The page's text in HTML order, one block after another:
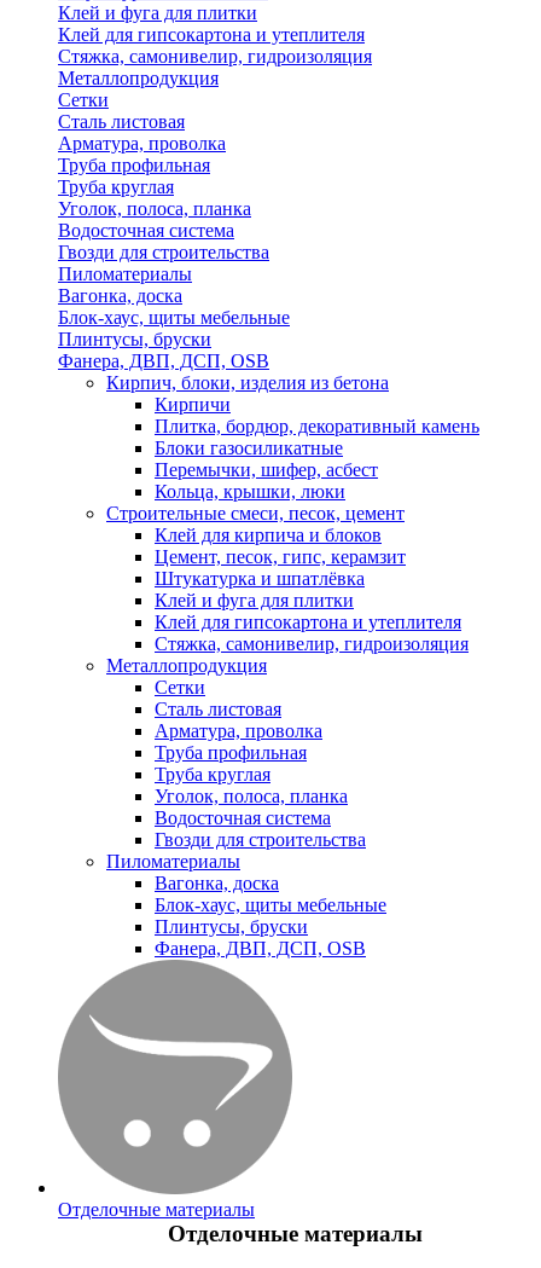
Клей и фуга для плитки
Клей для гипсокартона и утеплителя
Стяжка, самонивелир, гидроизоляция
Металлопродукция
Сетки
Сталь листовая
Арматура, проволка
Труба профильная
Труба круглая
Уголок, полоса, планка
Водосточная система
Гвозди для строительства
Пиломатериалы
Вагонка, доска
Блок-хаус, щиты мебельные
Плинтусы, бруски
Фанера, ДВП, ДСП, OSB
Кирпич, блоки, изделия из бетона
Кирпичи
Плитка, бордюр, декоративный камень
Блоки газосиликатные
Перемычки, шифер, асбест
Кольца, крышки, люки
Строительные смеси, песок, цемент
Клей для кирпича и блоков
Цемент, песок, гипс, керамзит
Штукатурка и шпатлёвка
Клей и фуга для плитки
Клей для гипсокартона и утеплителя
Стяжка, самонивелир, гидроизоляция
Металлопродукция
Сетки
Сталь листовая
Арматура, проволка
Труба профильная
Труба круглая
Уголок, полоса, планка
Водосточная система
Гвозди для строительства
Пиломатериалы
Вагонка, доска
Блок-хаус, щиты мебельные
Плинтусы, бруски
Фанера, ДВП, ДСП, OSB
Отделочные материалы
Отделочные материалы